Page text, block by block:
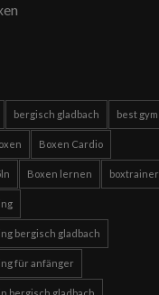
bergisch gladbach best gym
Boxen Cardio
Boxen lernen boxtrainer
bergisch gladbach
für anfänger